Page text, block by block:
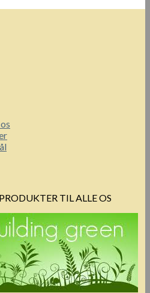
TIL ALLE OS